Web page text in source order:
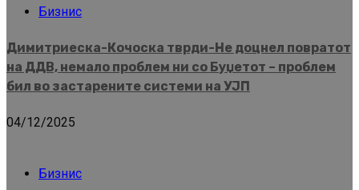
Бизнис
Димитриеска-Кочоска тврди-Не доцнел повратот
на ДДВ, немало проблем ни со Буџетот – проблем
бил во застарените системи на УЈП
04/12/2025
Бизнис